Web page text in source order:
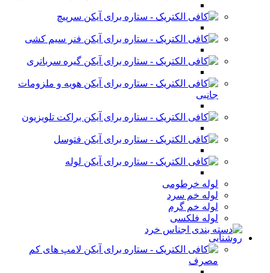
سرپیچ
فنر سیم کشی
گیره سرباتری
هویه و ملزومات
جانبی
براکت تلویزیون
فتوسل
لوله
لوله خرطومی
لوله خم سرد
لوله خم گرم
لوله فلکسی
روشنایی
لامپ های کم
مصرف